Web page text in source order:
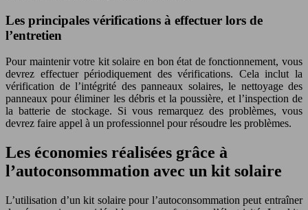
Les principales vérifications à effectuer lors de
l’entretien
Pour maintenir votre kit solaire en bon état de fonctionnement, vous
devrez effectuer périodiquement des vérifications. Cela inclut la
vérification de l’intégrité des panneaux solaires, le nettoyage des
panneaux pour éliminer les débris et la poussière, et l’inspection de
la batterie de stockage. Si vous remarquez des problèmes, vous
devrez faire appel à un professionnel pour résoudre les problèmes.
Les économies réalisées grâce à
l’autoconsommation avec un kit solaire
L’utilisation d’un kit solaire pour l’autoconsommation peut entraîner